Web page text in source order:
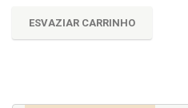
ESVAZIAR CARRINHO